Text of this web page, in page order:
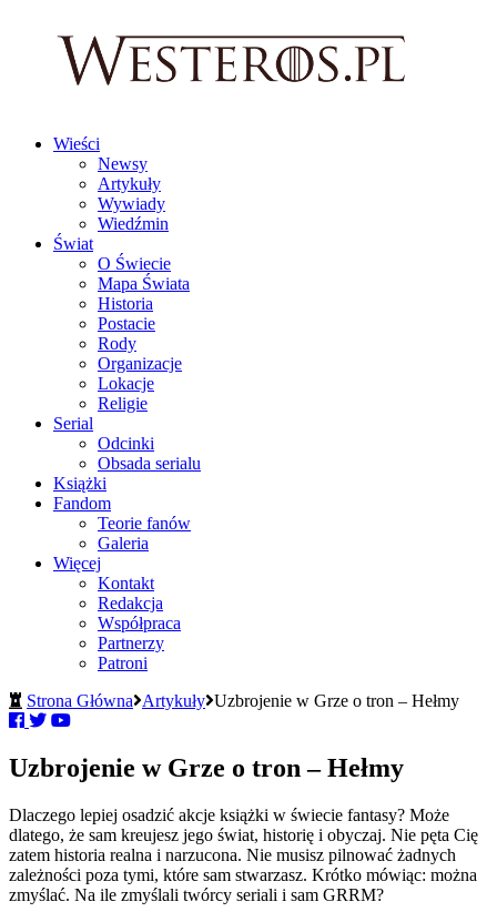
Wieści
Newsy
Artykuły
Wywiady
Wiedźmin
Świat
O Świecie
Mapa Świata
Historia
Postacie
Rody
Organizacje
Lokacje
Religie
Serial
Odcinki
Obsada serialu
Książki
Fandom
Teorie fanów
Galeria
Więcej
Kontakt
Redakcja
Współpraca
Partnerzy
Patroni
Strona Główna Artykuły Uzbrojenie w Grze o tron – Hełmy
Uzbrojenie w Grze o tron – Hełmy
Dlaczego lepiej osadzić akcje książki w świecie fantasy? Może
dlatego, że sam kreujesz jego świat, historię i obyczaj. Nie pęta Cię
zatem historia realna i narzucona. Nie musisz pilnować żadnych
zależności poza tymi, które sam stwarzasz. Krótko mówiąc: można
zmyślać. Na ile zmyślali twórcy seriali i sam GRRM?